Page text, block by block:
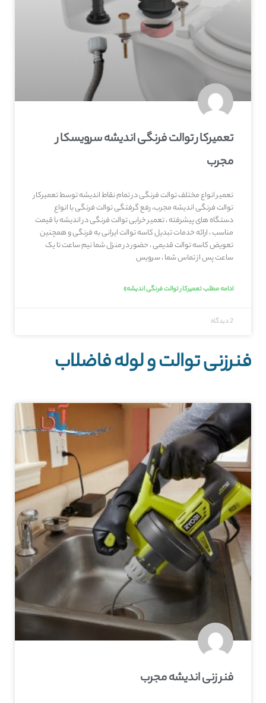
تعمیرکار توالت فرنگی اندیشه سرویسکار
مجرب
تعمیر انواع مختلف توالت فرنگی در تمام نقاط اندیشه توسط تعمیرکار
توالت فرنگی اندیشه مجرب، رفع گرفتگی توالت فرنگی با انواع
دستگاه های پیشرفته ، تعمیر خرابی توالت فرنگی در اندیشه با قیمت
مناسب ، ارائه خدمات تبدیل کاسه توالت ایرانی به فرنگی و همچنین
تعویض کاسه توالت قدیمی ، حضور در منزل شما نیم ساعت تا یک
ساعت پس از تماس شما ، سرویس
ادامه مطلب تعمیرکار توالت فرنگی اندیشه»
2 دیدگاه
فنرزنی توالت و لوله فاضلاب
فنر زنی اندیشه مجرب